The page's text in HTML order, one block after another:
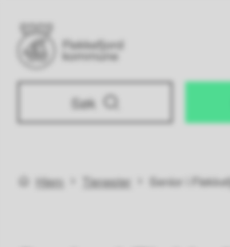
Flekkefjord kommune
Søk
Du er her:
Hjem Tjenester Senior i